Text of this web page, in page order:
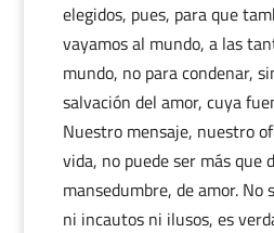
elegidos, pues, para que
vayamos al mundo, a las
mundo, no para condenar,
salvación del amor, cuya
Nuestro mensaje, nuestro
vida, no puede ser más que
mansedumbre, de amor. No
ni incautos ni ilusos, es